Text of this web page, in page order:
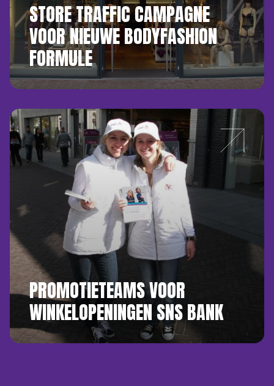
STORE TRAFFIC CAMPAGNE
VOOR NIEUWE BODYFASHION
FORMULE
PROMOTIETEAMS VOOR
WINKELOPENINGEN SNS BANK